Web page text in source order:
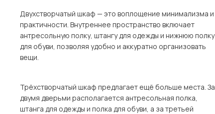
Двухстворчатый шкаф — это воплощение минимализма и
практичности. Внутреннее пространство включает
антресольную полку, штангу для одежды и нижнюю полку
для обуви, позволяя удобно и аккуратно организовать
вещи.
Трёхстворчатый шкаф предлагает ещё больше места. За
двумя дверьми располагается антресольная полка,
штанга для одежды и полка для обуви, а за третьей